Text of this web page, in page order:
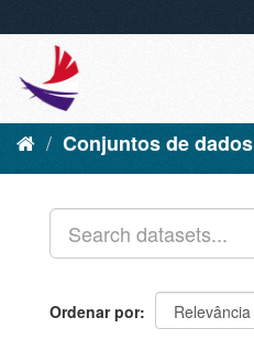
Conjuntos de dados
Ordenar por